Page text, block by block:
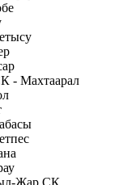
- Махтаарал